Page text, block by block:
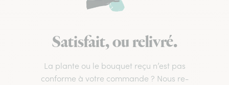
Satisfait, ou relivré.
La plante ou le bouquet reçu n’est pas
conforme à votre commande ? Nous re-